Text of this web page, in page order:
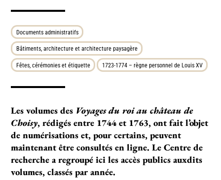
Documents administratifs
Bâtiments, architecture et architecture paysagère
Fêtes, cérémonies et étiquette 1723-1774 – règne personnel de Louis XV
Les volumes des Voyages du roi au château de
Choisy, rédigés entre 1744 et 1763, ont fait l’objet
de numérisations et, pour certains, peuvent
maintenant être consultés en ligne. Le Centre de
recherche a regroupé ici les accès publics auxdits
volumes, classés par année.